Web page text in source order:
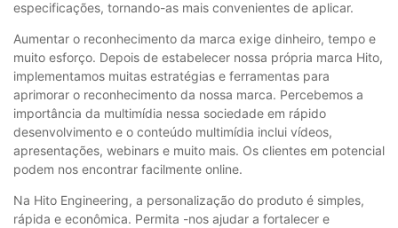
especificações, tornando-as mais convenientes de aplicar.
Aumentar o reconhecimento da marca exige dinheiro, tempo e
muito esforço. Depois de estabelecer nossa própria marca Hito,
implementamos muitas estratégias e ferramentas para
aprimorar o reconhecimento da nossa marca. Percebemos a
importância da multimídia nessa sociedade em rápido
desenvolvimento e o conteúdo multimídia inclui vídeos,
apresentações, webinars e muito mais. Os clientes em potencial
podem nos encontrar facilmente online.
Na Hito Engineering, a personalização do produto é simples,
rápida e econômica. Permita -nos ajudar a fortalecer e